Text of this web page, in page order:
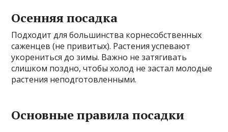
Осенняя посадка
Подходит для большинства корнесобственных
саженцев (не привитых). Растения успевают
укорениться до зимы. Важно не затягивать
слишком поздно, чтобы холод не застал молодые
растения неподготовленными.
Основные правила посадки